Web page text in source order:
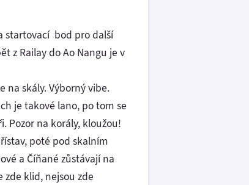
startovací bod pro další
z Railay do Ao Nangu je v
na skály. Výborný vibe.
je takové lano, po tom se
Pozor na korály, kloužou!
poté pod skalním
a Číňané zůstávají na
zde klid, nejsou zde